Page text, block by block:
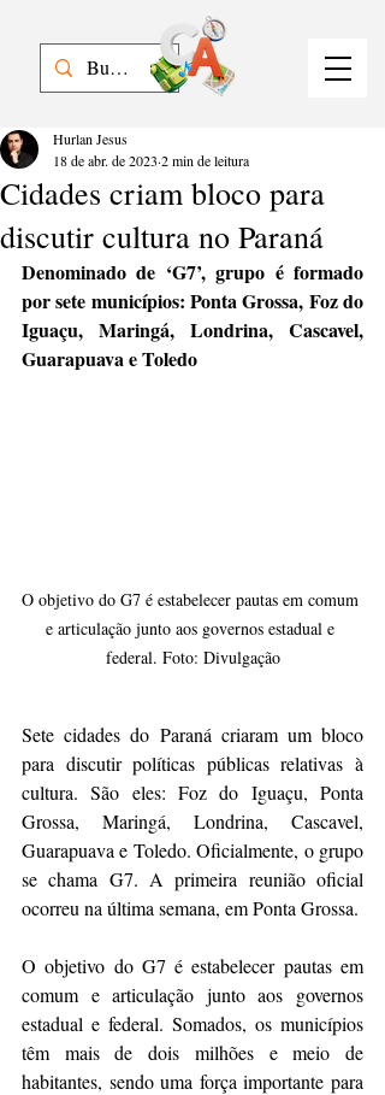
Cidades criam bloco para
discutir cultura no Paraná
Hurlan Jesus
18 de abr. de 2023 2 min de leitura
Denominado de ‘G7’, grupo é formado
por sete municípios: Ponta Grossa, Foz do
Iguaçu, Maringá, Londrina, Cascavel,
Guarapuava e Toledo
O objetivo do G7 é estabelecer pautas em comum
e articulação junto aos governos estadual e
federal. Foto: Divulgação
Sete cidades do Paraná criaram um bloco
para discutir políticas públicas relativas à
cultura. São eles: Foz do Iguaçu, Ponta
Grossa, Maringá, Londrina, Cascavel,
Guarapuava e Toledo. Oficialmente, o grupo
se chama G7. A primeira reunião oficial
ocorreu na última semana, em Ponta Grossa.
O objetivo do G7 é estabelecer pautas em
comum e articulação junto aos governos
estadual e federal. Somados, os municípios
têm mais de dois milhões e meio de
habitantes, sendo uma força importante para